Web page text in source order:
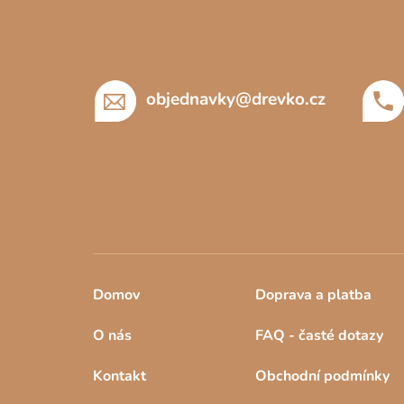
objednavky@drevko.cz
Domov
O nás
Kontakt
Doprava a platba
FAQ - časté dotazy
Obchodní podmínky